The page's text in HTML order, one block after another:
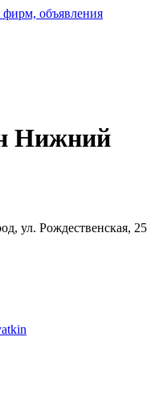
объявления
Нижний
ул. Рождественская, 25